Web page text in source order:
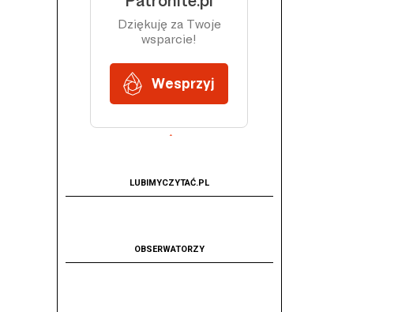
LUBIMYCZYTAĆ.PL
OBSERWATORZY